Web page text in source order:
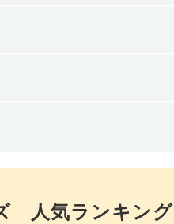
人気ランキング